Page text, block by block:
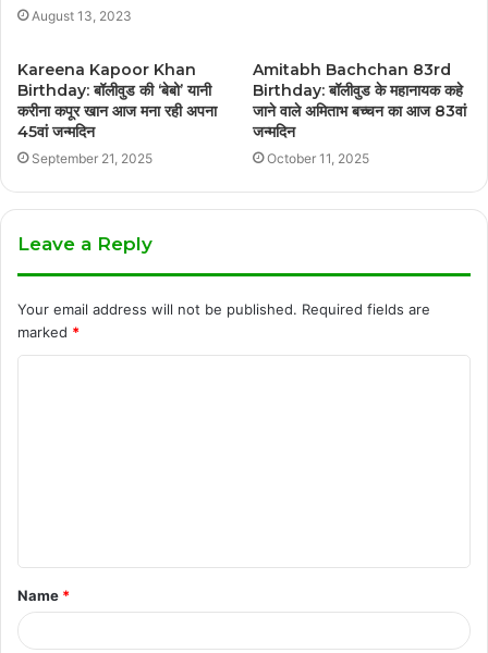
August 13, 2023
Kareena Kapoor Khan
Birthday: बॉलीवुड की ‘बेबो’ यानी
करीना कपूर खान आज मना रही अपना
45वां जन्मदिन
September 21, 2025
Amitabh Bachchan 83rd
Birthday: बॉलीवुड के महानायक कहे
जाने वाले अमिताभ बच्चन का आज 83वां
जन्मदिन
October 11, 2025
Leave a Reply
Your email address will not be published. Required fields are
marked *
t
*
Name *